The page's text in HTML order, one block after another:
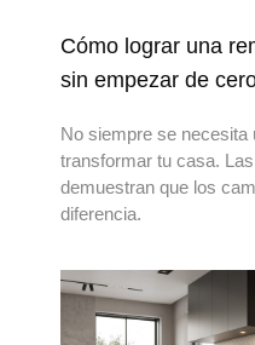
Cómo lograr una
sin empezar de
No siempre se necesita
transformar tu casa.
demuestran que los
diferencia.